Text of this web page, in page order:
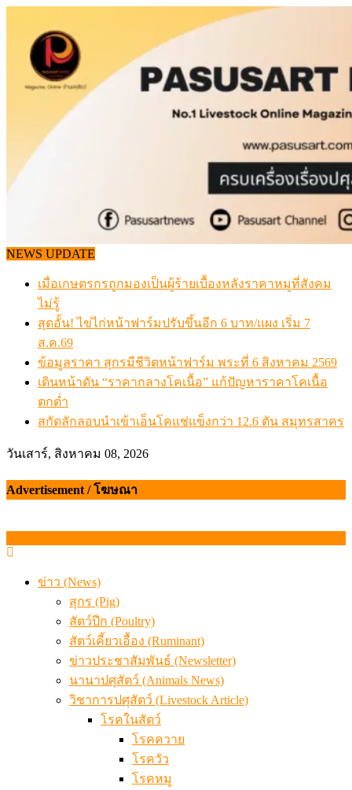
content
NEWS UPDATE
เมื่อเกษตรกรถูกมองเป็นผู้ร้ายเบื้องหลังราคาหมูที่สังคม
ไม่รู้
สุดอั้น! ไข่ไก่หน้าฟาร์มปรับขึ้นอีก 6 บาท/แผง เริ่ม 7
ส.ค.69
ข้อมูลราคา สุกรมีชีวิตหน้าฟาร์ม พระที่ 6 สิงหาคม 2569
เดินหน้าดัน “ราคากลางโคเนื้อ” แก้ปัญหาราคาโคเนื้อ
ตกต่ำ
สกัดลักลอบนำเข้าเอ็นโคแช่แข็งกว่า 12.6 ตัน สมุทรสาคร
วันเสาร์, สิงหาคม 08, 2026
Advertisement / โฆษณา
ข่าว (News)
สุกร (Pig)
สัตว์ปีก (Poultry)
สัตว์เคี้ยวเอื้อง (Ruminant)
ข่าวประชาสัมพันธ์ (Newsletter)
นานาปศุสัตว์ (Animals News)
วิชาการปศุสัตว์ (Livestock Article)
โรคในสัตว์
โรคควาย
โรควัว
โรคหมู